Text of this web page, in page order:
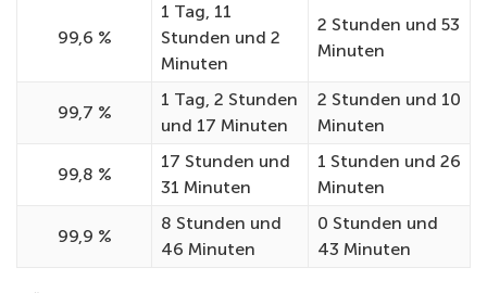
99,6 %
1 Tag, 11
Stunden und 2
Minuten
2 Stunden und 53
Minuten
99,7 %
1 Tag, 2 Stunden
und 17 Minuten
2 Stunden und 10
Minuten
99,8 %
17 Stunden und
31 Minuten
1 Stunden und 26
Minuten
99,9 %
8 Stunden und
46 Minuten
0 Stunden und
43 Minuten